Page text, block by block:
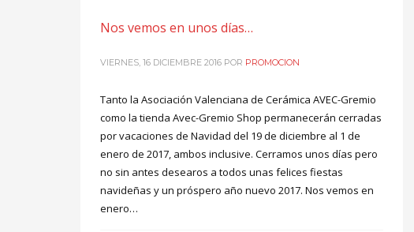
Nos vemos en unos días…
VIERNES, 16 DICIEMBRE 2016 POR PROMOCION
Tanto la Asociación Valenciana de Cerámica AVEC-Gremio
como la tienda Avec-Gremio Shop permanecerán cerradas
por vacaciones de Navidad del 19 de diciembre al 1 de
enero de 2017, ambos inclusive. Cerramos unos días pero
no sin antes desearos a todos unas felices fiestas
navideñas y un próspero año nuevo 2017. Nos vemos en
enero…